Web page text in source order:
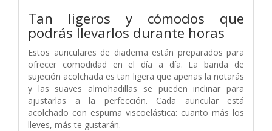
Tan ligeros y cómodos que
podrás llevarlos durante horas
Estos auriculares de diadema están preparados para
ofrecer comodidad en el día a día. La banda de
sujeción acolchada es tan ligera que apenas la notarás
y las suaves almohadillas se pueden inclinar para
ajustarlas a la perfección. Cada auricular está
acolchado con espuma viscoelástica: cuanto más los
lleves, más te gustarán.